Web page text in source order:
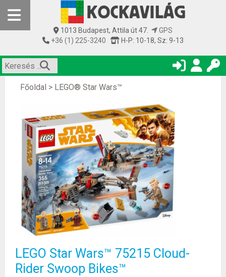
1013 Budapest, Attila út 47.
GPS
+36 (1) 225-3240
H-P: 10-18, Sz: 9-13
Főoldal > LEGO® Star Wars™
LEGO Star Wars™ 75215 Cloud-
Rider Swoop Bikes™